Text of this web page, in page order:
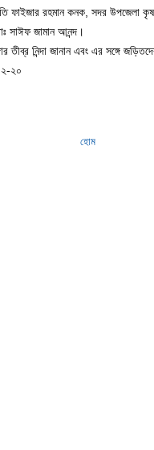
ফাইজার রহমান কনক, সদর উপজেলা
সাঈফ জামান আনন্দ।
তীব্র নিন্দা জানান এবং এর সঙ্গে
২০
হোম